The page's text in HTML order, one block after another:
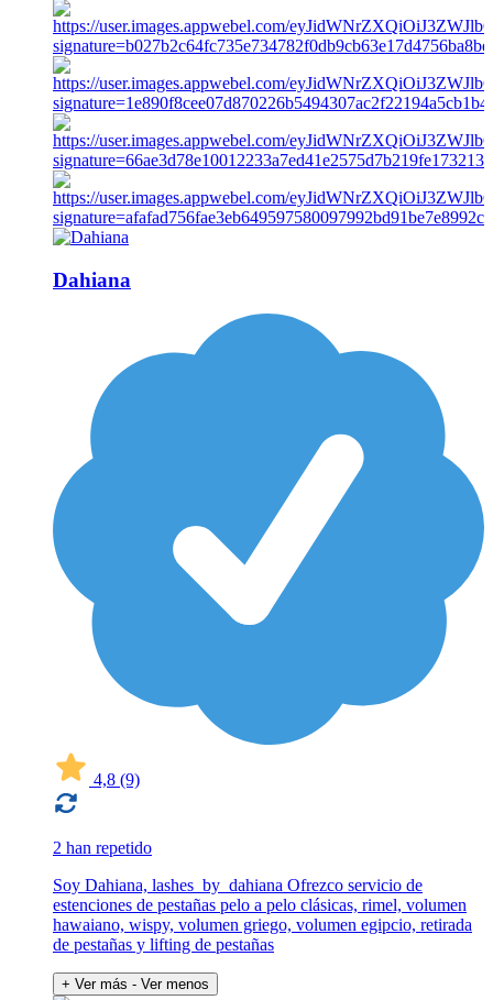
Dahiana
4,8 (9)
2 han repetido
Soy Dahiana, lashes_by_dahiana Ofrezco servicio de
estenciones de pestañas pelo a pelo clásicas, rimel, volumen
hawaiano, wispy, volumen griego, volumen egipcio, retirada
de pestañas y lifting de pestañas
+ Ver más - Ver menos